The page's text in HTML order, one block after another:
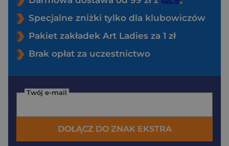
Specjalne zniżki tylko dla klubowiczów
Pakiet zakładek Art Ladies za 1 zł
Brak opłat za uczestnictwo
Twój e-mail
DOŁĄCZ DO ZNAK EKSTRA